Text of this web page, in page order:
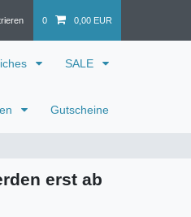
0 0,00 EUR
SALE
Gutscheine
erst ab